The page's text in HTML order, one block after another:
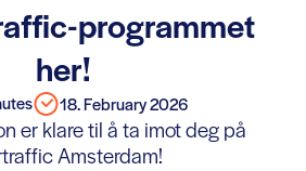
programmet
her!
18. February 2026
er klare til å ta imot deg på
Amsterdam!